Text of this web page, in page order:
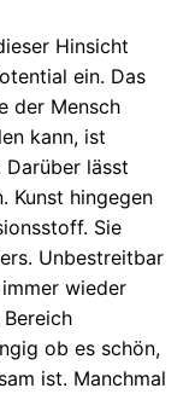
Hinsicht
ein. Das
der Mensch
kann, ist
Darüber lässt
Kunst hingegen
Sie
Unbestreitbar
wieder
ob es schön,
ist. Manchmal